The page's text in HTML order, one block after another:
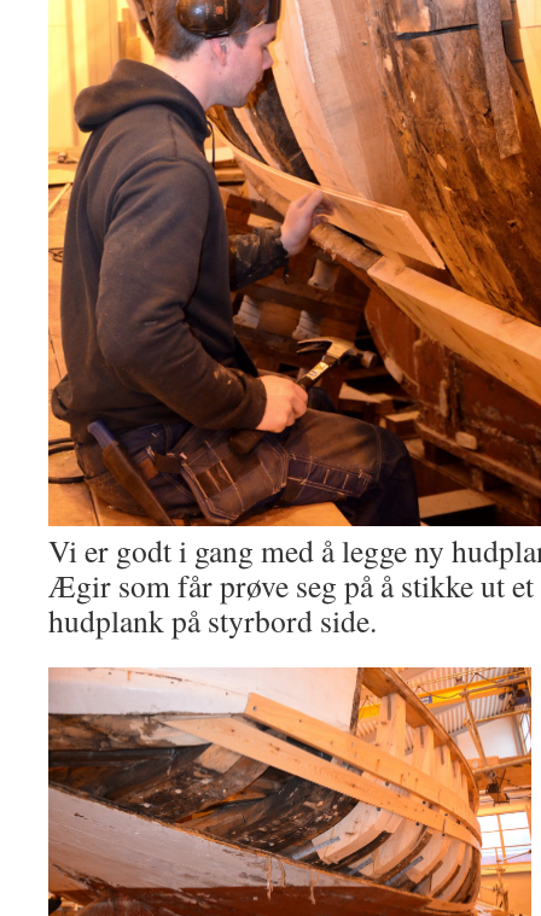
Vi er godt i gang med å legge ny
Ægir som får prøve seg på å stikke ut
hudplank på styrbord side.